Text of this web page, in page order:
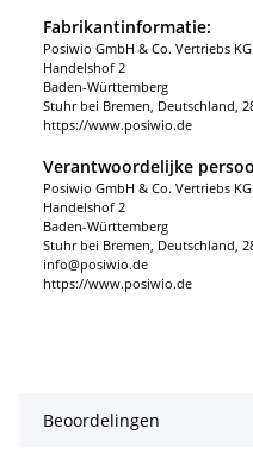
Fabrikantinformatie:
Posiwio GmbH & Co. Vertriebs KG
Handelshof 2
Baden-Württemberg
Stuhr bei Bremen, Deutschland,
https://www.posiwio.de
Verantwoordelijke
Posiwio GmbH & Co. Vertriebs KG
Handelshof 2
Baden-Württemberg
Stuhr bei Bremen, Deutschland,
info@posiwio.de
https://www.posiwio.de
Beoordelingen